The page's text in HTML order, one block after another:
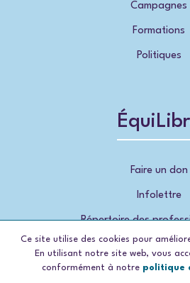
Campagnes
Formations
Politiques
Faire un don
Infolettre
Répertoire des
Ce site utilise des cookies pour
En utilisant notre site web, vous
conformément à notre politique